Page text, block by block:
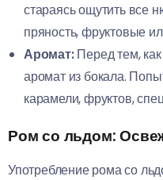
стараясь ощутить все
пряность, фруктовые
Аромат:Перед тем, как
аромат из бокала.
карамели, фруктов,
Ром со льдом:
Употребление рома со